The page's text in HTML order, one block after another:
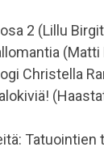
2 (Lillu
Christella
Tatuointien